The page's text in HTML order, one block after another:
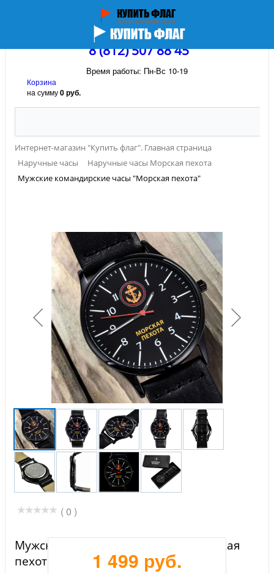
8 (812) 507 88 45
Время работы: Пн-Вс 10-19
Корзина
на сумму0 руб.
Интернет-магазин "Купить флаг". Главная страница
Наручные часы
Наручные часы Морская пехота
Мужские командирские часы "Морская пехота"
( 0 )
Мужские командирские часы "Морская
пехота"
1 499 руб.